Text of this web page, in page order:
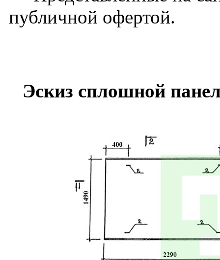
публичной офертой.
Эскиз сплошной